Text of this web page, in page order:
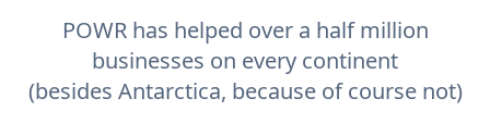
POWR has helped over a half million
businesses on every continent
(besides Antarctica, because of course not)